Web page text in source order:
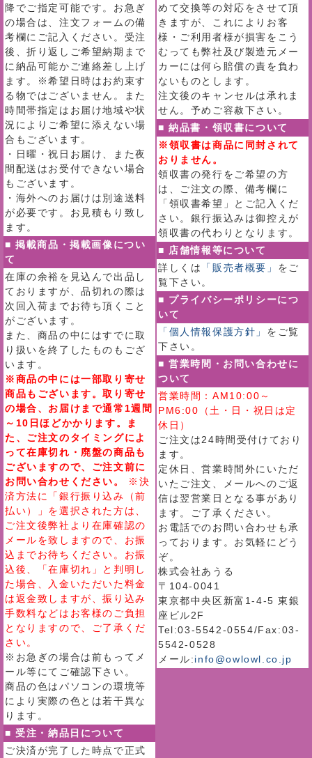
降でご指定可能です。お急ぎ
の場合は、注文フォームの備
考欄にご記入ください。受注
後、折り返しご希望納期まで
に納品可能かご連絡差し上げ
ます。※希望日時はお約束す
る物ではございません。また
時間帯指定はお届け地域や状
況によりご希望に添えない場
合もございます。
・日曜・祝日お届け、また夜
間配送はお受付できない場合
もございます。
・海外へのお届けは別途送料
が必要です。お見積もり致し
ます。
■ 掲載商品・掲載画像につい
て
在庫の余裕を見込んで出品し
ておりますが、品切れの際は
次回入荷までお待ち頂くこと
がございます。
また、商品の中にはすでに取
り扱いを終了したものもござ
います。
※商品の中には一部取り寄せ
商品もございます。取り寄せ
の場合、お届けまで通常1週間
～10日ほどかかります。ま
た、ご注文のタイミングによ
って在庫切れ・廃盤の商品も
ございますので、ご注文前に
お問い合わせください。
※決
済方法に「銀行振り込み（前
払い）」を選択された方は、
ご注文後弊社より在庫確認の
メールを致しますので、お振
込までお待ちください。お振
込後、「在庫切れ」と判明し
た場合、入金いただいた料金
は返金致しますが、振り込み
手数料などはお客様のご負担
となりますので、ご了承くだ
さい。
※お急ぎの場合は前もってメ
ール等にてご確認下さい。
商品の色はパソコンの環境等
により実際の色とは若干異な
ります。
■ 受注・納品日について
ご決済が完了した時点で正式
めて交換等の対応をさせて頂
きますが、これによりお客
様・ご利用者様が損害をこう
むっても弊社及び製造元メー
カーには何ら賠償の責を負わ
ないものとします。
注文後のキャンセルは承れま
せん。予めご容赦下さい。
■ 納品書・領収書について
※領収書は商品に同封されて
おりません。
領収書の発行をご希望の方
は、ご注文の際、備考欄に
「領収書希望」とご記入くだ
さい。銀行振込みは御控えが
領収書の代わりとなります。
■ 店舗情報等について
詳しくは
「販売者概要」 をご
覧下さい。
■ プライバシーポリシーにつ
いて
「個人情報保護方針」 をご覧
下さい。
■ 営業時間・お問い合わせに
ついて
営業時間：AM10:00～
PM6:00（土・日・祝日は定
休日）
ご注文は24時間受付けており
ます。
定休日、営業時間外にいただ
いたご注文、メールへのご返
信は翌営業日となる事があり
ます。ご了承ください。
お電話でのお問い合わせも承
っております。お気軽にどう
ぞ。
株式会社あうる
〒104-0041
東京都中央区新富1-4-5 東銀
座ビル2F
Tel:03-5542-0554/Fax:03-
5542-0528
メール:info@owlowl.co.jp